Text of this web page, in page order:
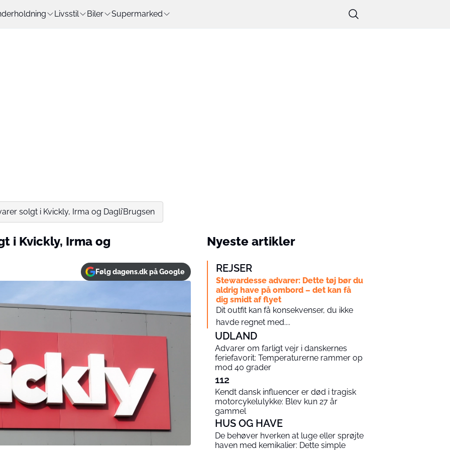
Livsstil Biler Supermarked
solgt i Kvickly, Irma og Dagli’Brugsen
i Kvickly, Irma og
Følg dagens.dk på Google
Nyeste artikler
REJSER
Stewardesse advarer: Dette tøj bør du
aldrig have på ombord – det kan få
dig smidt af flyet
Dit outfit kan få konsekvenser, du ikke
havde regnet med....
UDLAND
Advarer om farligt vejr i danskernes
feriefavorit: Temperaturerne rammer op
mod 40 grader
112
Kendt dansk influencer er død i tragisk
motorcykelulykke: Blev kun 27 år
gammel
HUS OG HAVE
De behøver hverken at luge eller sprøjte
haven med kemikalier: Dette simple